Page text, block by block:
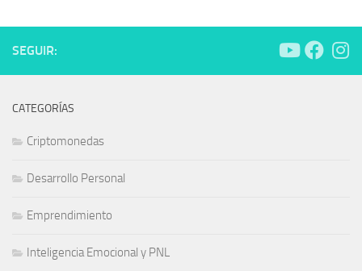
SEGUIR:
CATEGORÍAS
Criptomonedas
Desarrollo Personal
Emprendimiento
Inteligencia Emocional y PNL